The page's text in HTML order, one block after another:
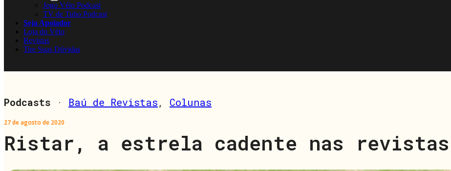
Jogo Véio Podcast
TV de Tubo Podcast
Seja Apoiador
Loja do Véio
Revistas
Tire Suas Dúvidas
Podcasts · Baú de Revistas, Colunas
27 de agosto de 2020
Ristar, a estrela cadente nas revistas